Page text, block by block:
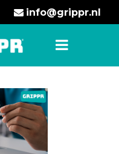
info@grippr.nl